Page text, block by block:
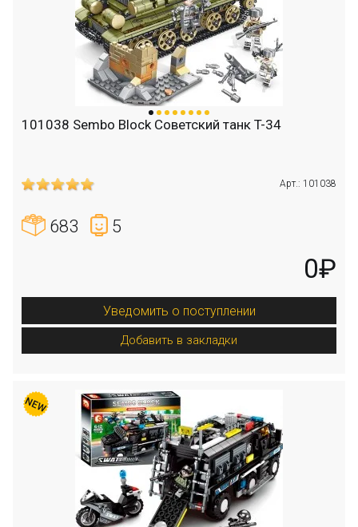
101038 Sembo Block Советский танк T-34
Арт.: 101038
683 5
0₽
Уведомить о поступлении
Добавить в закладки